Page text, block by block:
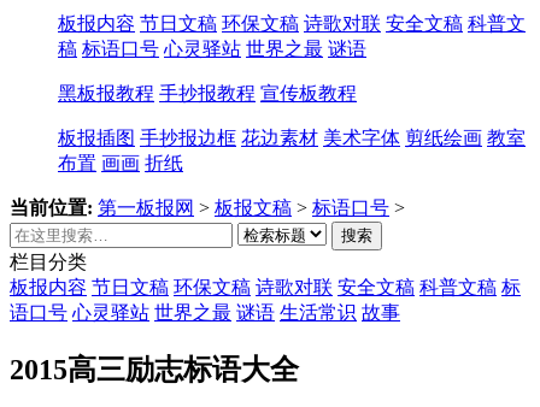
板报内容 节日文稿 环保文稿 诗歌对联 安全文稿 科普文
稿 标语口号 心灵驿站 世界之最 谜语
黑板报教程 手抄报教程 宣传板教程
板报插图 手抄报边框 花边素材 美术字体 剪纸绘画 教室
布置 画画 折纸
当前位置: 第一板报网 > 板报文稿 > 标语口号 >
搜索
栏目分类
板报内容 节日文稿 环保文稿 诗歌对联 安全文稿 科普文稿 标
语口号 心灵驿站 世界之最 谜语 生活常识 故事
2015高三励志标语大全